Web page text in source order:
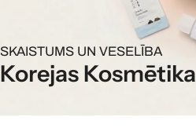
SKAISTUMS UN VESELĪBA
Korejas Kosmētika